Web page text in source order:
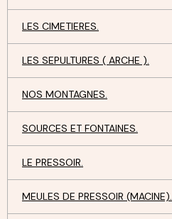
LES CIMETIERES.
LES SEPULTURES ( ARCHE ).
NOS MONTAGNES.
SOURCES ET FONTAINES.
LE PRESSOIR.
MEULES DE PRESSOIR (MACINE).